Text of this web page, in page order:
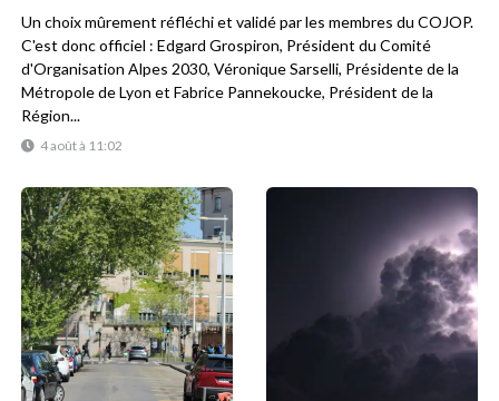
4 août à 11:02
Un choix mûrement réfléchi et validé par les membres du COJOP.
C'est donc officiel : Edgard Grospiron, Président du Comité
d'Organisation Alpes 2030, Véronique Sarselli, Présidente de la
Métropole de Lyon et Fabrice Pannekoucke, Président de la
Région...